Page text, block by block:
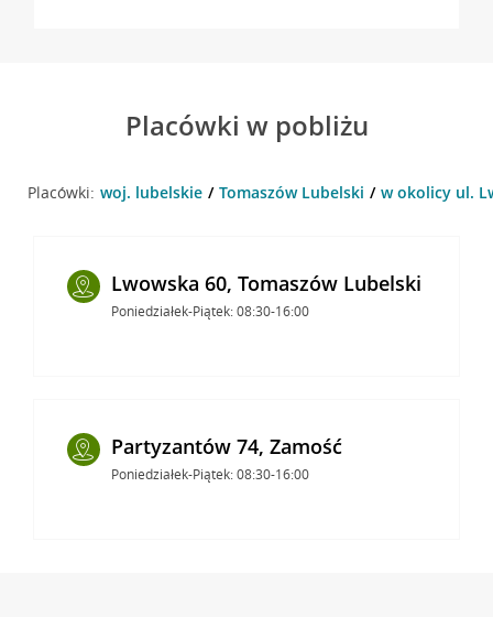
Placówki w pobliżu
Placówki: woj. lubelskie Tomaszów Lubelski w okolicy ul.
Lwowska 60, Tomaszów Lubelski
Poniedziałek-Piątek: 08:30-16:00
Partyzantów 74, Zamość
Poniedziałek-Piątek: 08:30-16:00